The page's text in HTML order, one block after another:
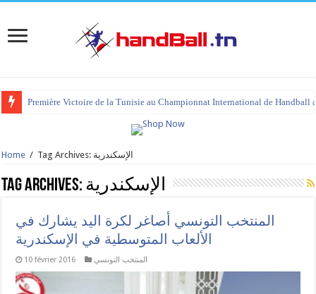
Première Victoire de la Tunisie au Championnat International de Handball
Home / Tag Archives: الإسكندرية
Tag Archives: الإسكندرية
المنتخب التونسي أصاغر لكرة اليد يشارك في
الألعاب المتوسطية في الإسكندرية
10 février 2016 المنتخب التونسي